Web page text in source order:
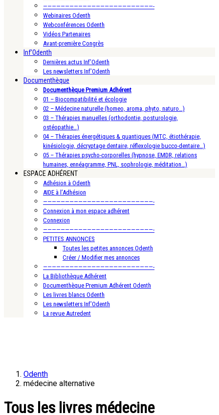
—————————————————————————-
Webinaires Odenth
Webconférences Odenth
Vidéos Partenaires
Avant-première Congrès
Inf’Odenth
Dernières actus Inf’Odenth
Les newsletters Inf’Odenth
Documenthèque
Documenthèque Premium Adhérent
01 – Biocompatibilité et écologie
02 – Médecine naturelle (homeo, aroma, phyto, naturo…)
03 – Thérapies manuelles (orthodontie, posturologie,
ostéopathie…)
04 – Thérapies énergétiques & quantiques (MTC, étiothérapie,
kinésiologie, décryptage dentaire, réflexologie bucco-dentaire…)
05 – Thérapies psycho-corporelles (hypnose, EMDR, relations
humaines, ennéagramme, PNL, sophrologie, méditation…)
ESPACE ADHÉRENT
Adhésion à Odenth
AIDE à l’Adhésion
—————————————————————————-
Connexion à mon espace adhérent
Connexion
—————————————————————————-
PETITES ANNONCES
Toutes les petites annonces Odenth
Créer / Modifier mes annonces
—————————————————————————-
La Bibliothèque Adhérent
Documenthèque Premium Adhérent Odenth
Les livres blancs Odenth
Les newsletters Inf’Odenth
La revue Autredent
Odenth
médecine alternative
Tous les livres médecine